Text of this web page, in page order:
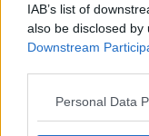
IAB’s list of
also be disclosed
Downstream
Personal Data
Newsletter QUInews
alle 20:00